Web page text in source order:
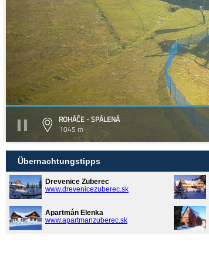
ROHÁČE - SPÁLENÁ
1045 m
Übernachtungstipps
Drevenice Zuberec
www.drevenicezuberec.sk
Apartmán Elenka
www.apartmanzuberec.sk